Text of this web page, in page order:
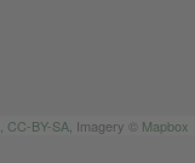
CC-BY-SA , Imagery © Mapbox